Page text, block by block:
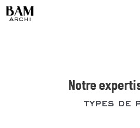
Notre
types de